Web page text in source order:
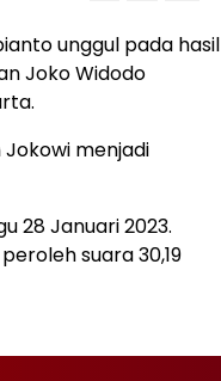
unggul pada hasil
Joko Widodo
menjadi
28 Januari 2023.
suara 30,19